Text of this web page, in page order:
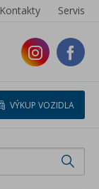
Kontakty Servis
VÝKUP VOZIDLA